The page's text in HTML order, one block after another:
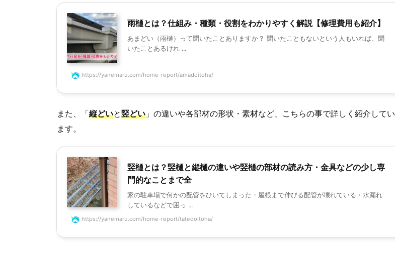
雨樋とは？仕組み・種類・役割をわかりやすく解説【修理費用も紹介】
あまどい（雨樋）って聞いたことありますか？ 聞いたこともないという人もいれば、聞
いたことあるけれ ...
https://yanemaru.com/home-report/amadoitoha/
また、「縦どいと竪どい 」の違いや各部材の形状・素材など、こちらの事で詳しく紹介してい
ます。
竪樋とは？竪樋と縦樋の違いや竪樋の部材の読み方・金具などの少し専
門的なことまで全
家の駐車場で何かの配管をひいてしまった・屋根まで伸びる配管が壊れている・水漏れ
しているなどで困っ ...
https://yanemaru.com/home-report/tatedoitoha/